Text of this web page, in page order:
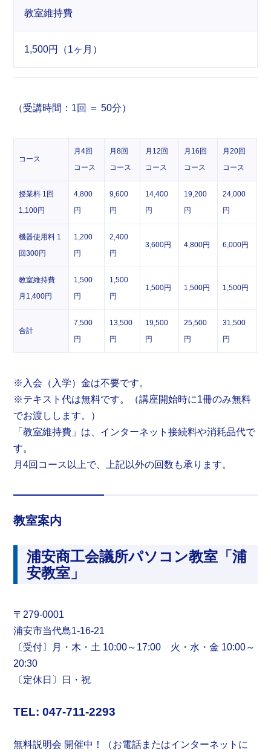
教室維持費
1,500円（1ヶ月）
（受講時間：1回 ＝ 50分）
コース
月4回
コース
月8回
コース
月12回
コース
月16回
コース
月20回
コース
授業料 1回
1,100円
4,800
円
9,600
円
14,400
円
19,200
円
24,000
円
機器使用料 1
回300円
1,200
円
2,400
円
3,600円 4,800円 6,000円
教室維持費
月1,400円
1,500
円
1,500
円
1,500円 1,500円 1,500円
合計
7,500
円
13,500
円
19,500
円
25,500
円
31,500
円
※入会（入学）金は不要です。
※テキスト代は無料です。（講座開始時に1冊のみ無料
でお渡しします。）
「教室維持費」は、インターネット接続料や消耗品代で
す。
月4回コース以上で、上記以外の回数も承ります。
教室案内
浦安商工会議所パソコン教室「浦
安教室」
〒279-0001
浦安市当代島1-16-21
〔受付〕月・木・土 10:00～17:00 火・水・金 10:00～
20:30
〔定休日〕日・祝
TEL: 047-711-2293
無料説明会 開催中！（お電話またはインターネットに